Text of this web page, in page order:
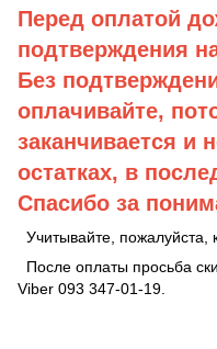
Перед оплатой
подтверждения
Без
оплачивайте,
заканчивается и
остатках, в
Спасибо за
Учитывайте, пожалуйста,
После оплаты просьба
Viber 093 347-01-19.